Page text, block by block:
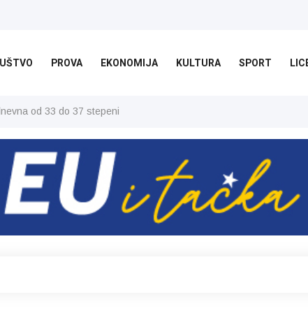
PROVA EKONOMIJA KULTURA SPORT
od 33 do 37 stepeni